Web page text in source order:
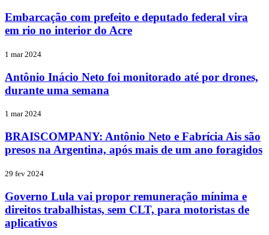
Embarcação com prefeito e deputado federal vira
em rio no interior do Acre
1 mar 2024
Antônio Inácio Neto foi monitorado até por drones,
durante uma semana
1 mar 2024
BRAISCOMPANY: Antônio Neto e Fabrícia Ais são
presos na Argentina, após mais de um ano foragidos
29 fev 2024
Governo Lula vai propor remuneração mínima e
direitos trabalhistas, sem CLT, para motoristas de
aplicativos